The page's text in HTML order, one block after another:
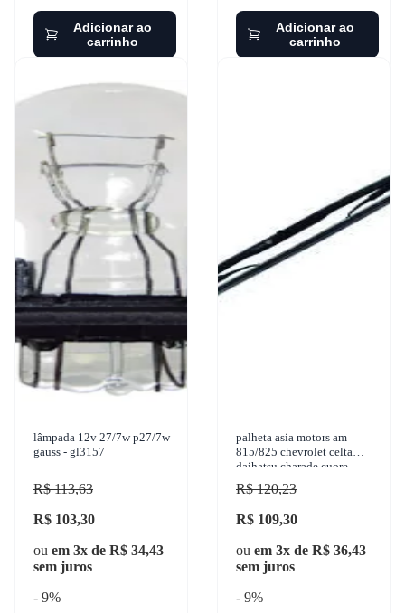
Adicionar ao
carrinho
Adicionar ao
carrinho
lâmpada 12v 27/7w p27/7w
gauss - gl3157
R$ 113,63
R$ 103,30
ou em 3x de R$ 34,43
sem juros
- 9%
palheta asia motors am
815/825 chevrolet celta
daihatsu charade cuore
jinbei topic 1993-2016 dyna
- dx18
R$ 120,23
R$ 109,30
ou em 3x de R$ 36,43
sem juros
- 9%